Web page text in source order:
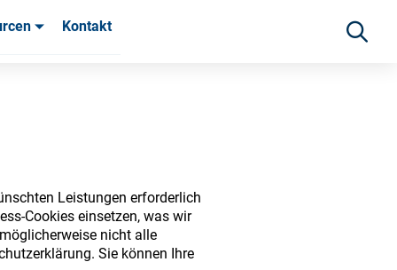
Leistungen erforderlich
Cookies einsetzen, was wir
nicht alle
Sie können Ihre
Kontakt